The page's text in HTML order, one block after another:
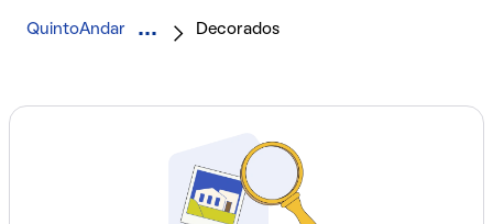
QuintoAndar Decorados